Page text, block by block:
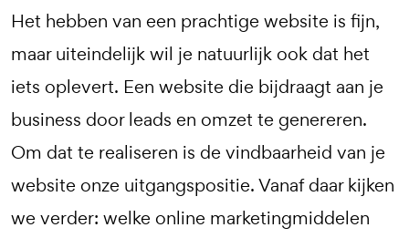
Het hebben van een prachtige website is fijn,
maar uiteindelijk wil je natuurlijk ook dat het
iets oplevert. Een website die bijdraagt aan je
business door leads en omzet te genereren.
Om dat te realiseren is de vindbaarheid van je
website onze uitgangspositie. Vanaf daar kijken
we verder: welke online marketingmiddelen